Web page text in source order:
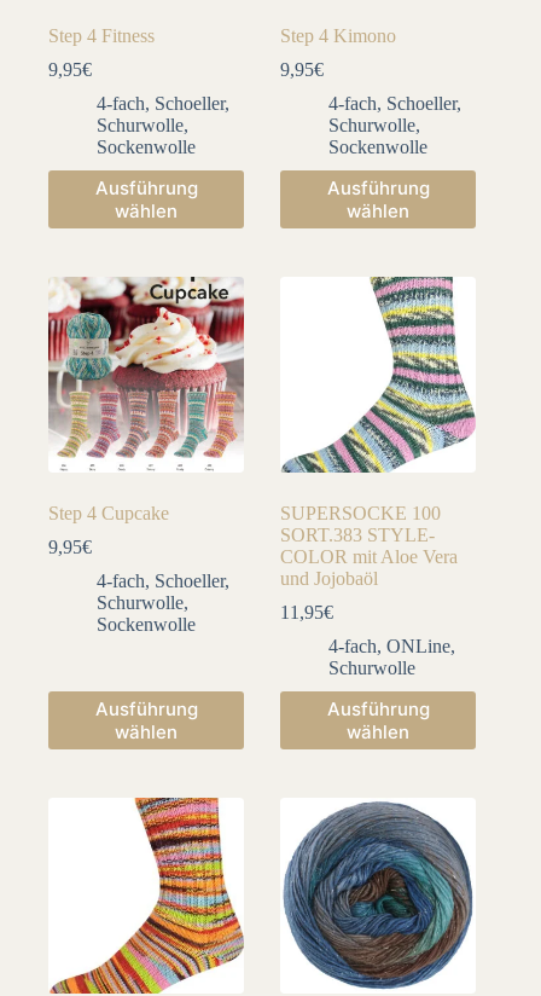
Step 4 Fitness
9,95€
4-fach, Schoeller,
Schurwolle,
Sockenwolle
Ausführung
wählen
Dieses
Produkt
weist
auf.
Die
Optionen
können
auf
der
Produktseite
gewählt
werden
Step 4 Kimono
9,95€
4-fach, Schoeller,
Schurwolle,
Sockenwolle
Ausführung
wählen
Dieses
Produkt
weist
Produktseite
gewählt
werden
Step 4 Cupcake
9,95€
4-fach, Schoeller,
Schurwolle,
Sockenwolle
Ausführung
wählen
Dieses
Produkt
weist
Produktseite
gewählt
werden
SUPERSOCKE 100
SORT.383 STYLE-
COLOR mit Aloe Vera
und Jojobaöl
11,95€
4-fach,ONLine,
Schurwolle
Ausführung
wählen
Dieses
Produkt
weist
Die
Optionen
können
auf
der
Produktseite
gewählt
werden